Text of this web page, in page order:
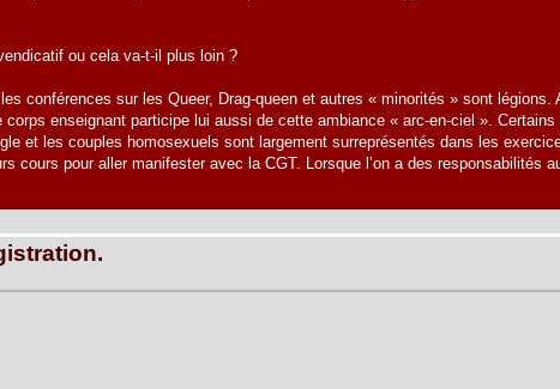
ou cela va-t-il plus loin ?
conférences sur les Queer, Drag-queen et autres « minorités » sont légions.
enseignant participe lui aussi de cette ambiance « arc-en-ciel ». Certains
et les couples homosexuels sont largement surreprésentés dans les
pour aller manifester avec la CGT. Lorsque l’on a des responsabilités